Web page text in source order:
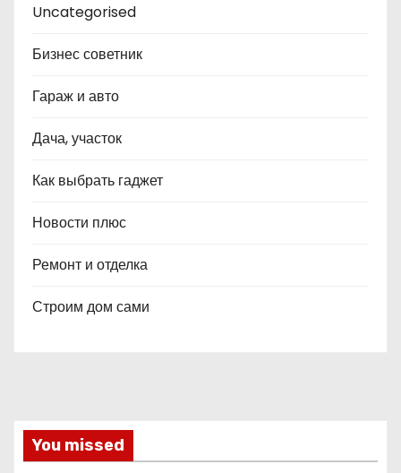
Uncategorised
Бизнес советник
Гараж и авто
Дача, участок
Как выбрать гаджет
Новости плюс
Ремонт и отделка
Строим дом сами
You missed